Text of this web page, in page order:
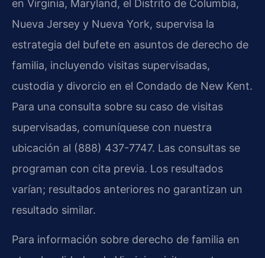
en Virginia, Maryland, el Distrito de Columbia,
Nueva Jersey y Nueva York, supervisa la
estrategia del bufete en asuntos de derecho de
familia, incluyendo visitas supervisadas,
custodia y divorcio en el Condado de New Kent.
Para una consulta sobre su caso de visitas
supervisadas, comuníquese con nuestra
ubicación al (888) 437-7747. Las consultas se
programan con cita previa. Los resultados
varían; resultados anteriores no garantizan un
resultado similar.
Para información sobre derecho de familia en